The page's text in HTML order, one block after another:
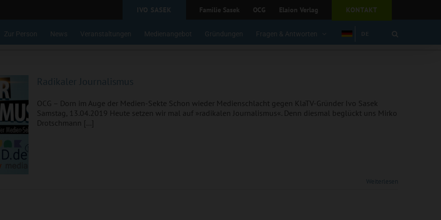
IVO SASEK Familie Sasek OCG Elaion Verlag KONTAKT
Zur Person News Veranstaltungen Medienangebot Gründungen Fragen & Antworten DE
Radikaler Journalismus
OCG – Dorn im Auge der Medien-Sekte Schon wieder Medienschlacht gegen KlaTV-Gründer Ivo Sasek
Samstag, 13.04.2019 Heute setzen wir mal auf »radikalen Journalismus«. Denn diesmal beglückt uns Mirko
Drotschmann [...]
Weiterlesen